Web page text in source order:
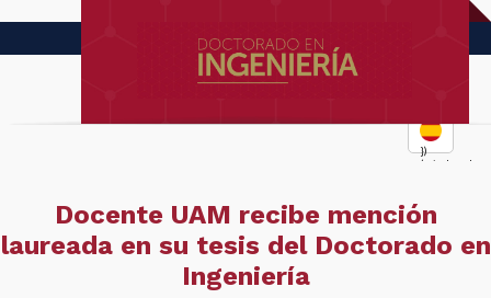
})
Docente UAM recibe mención
laureada en su tesis del Doctorado en
Ingeniería